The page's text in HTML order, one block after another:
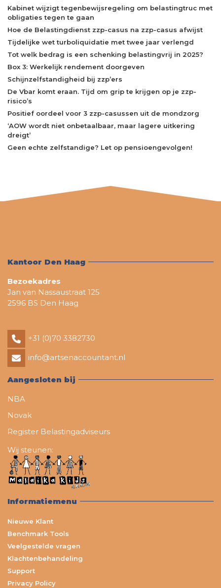
Kabinet wijzigt tegenbewijsregeling om belastingtruc met
obligaties tegen te gaan
Hoe de Belastingdienst zzp-casus na zzp-casus afwijst
Tijdelijke wet turboliquidatie met twee jaar verlengd
Tot welk bedrag is een schenking belastingvrij in 2025?
Box 3: Werkelijk rendement doorgeven
Schijnzelfstandigheid bij zzp’ers
De Vbar komt eraan. Tijd om grip te krijgen op je zzp-
risico’s
Positief oordeel voor 3 zzp-casussen uit de mondzorg
‘AOW wordt niet onbetaalbaar, maar lagere uitkering
dreigt’
Geen echte zelfstandige? Let op pensioengevolgen!
Kantoor Den Haag
Bezoekadres
Jan van Nassaustraat 125
2596 BS Den Haag
+31 (0)70 3382730
info@artsenaccountant.nl
Aangesloten bij
NBA
Novak
Register Belastingadviseurs
Wij steunen:
Informatiemenu
Nieuwe Klant
Benchmark Tools
Veelgestelde vragen
Klachtenbehandeling
Support
Privacy Policy